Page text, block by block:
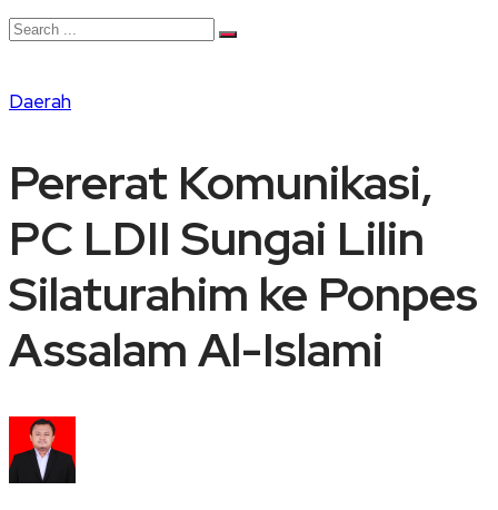
Daerah
Pererat Komunikasi,
PC LDII Sungai Lilin
Silaturahim ke Ponpes
Assalam Al-Islami